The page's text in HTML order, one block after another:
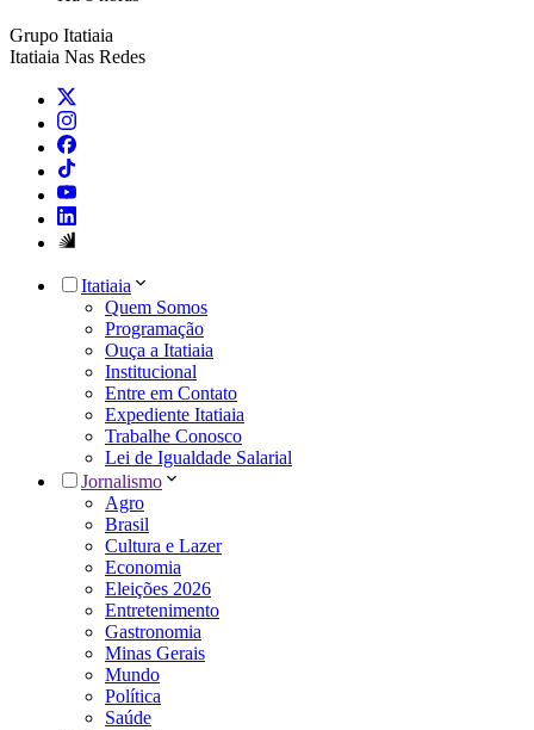
Grupo Itatiaia
Itatiaia Nas Redes
Itatiaia
Quem Somos
Programação
Ouça a Itatiaia
Institucional
Entre em Contato
Expediente Itatiaia
Trabalhe Conosco
Lei de Igualdade Salarial
Jornalismo
Agro
Brasil
Cultura e Lazer
Economia
Eleições 2026
Entretenimento
Gastronomia
Minas Gerais
Mundo
Política
Saúde